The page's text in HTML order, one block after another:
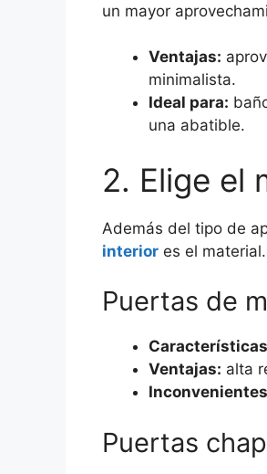
un mayor
Ventajas:
minimalista.
Ideal para:
una abatible.
2. Elige el
Además del tipo de
interior es el
Puertas de
Ventajas: alta
Puertas